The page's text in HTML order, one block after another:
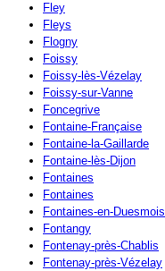
Fley
Fleys
Flogny
Foissy
Foissy-lès-Vézelay
Foissy-sur-Vanne
Foncegrive
Fontaine-Française
Fontaine-la-Gaillarde
Fontaine-lès-Dijon
Fontaines
Fontaines
Fontaines-en-Duesmois
Fontangy
Fontenay-près-Chablis
Fontenay-près-Vézelay